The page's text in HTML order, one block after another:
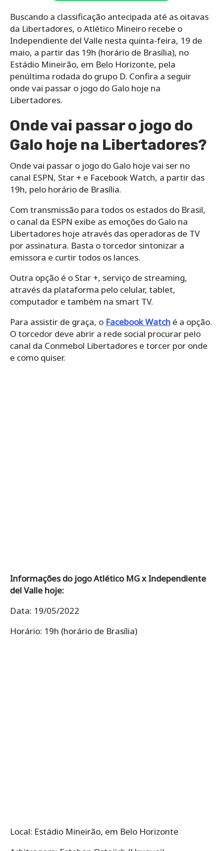
Buscando a classificação antecipada até as oitavas
da Libertadores, o Atlético Mineiro recebe o
Independiente del Valle nesta quinta-feira, 19 de
maio, a partir das 19h (horário de Brasília), no
Estádio Mineirão, em Belo Horizonte, pela
penúltima rodada do grupo D. Confira a seguir
onde vai passar o jogo do Galo hoje na
Libertadores.
Onde vai passar o jogo do
Galo hoje na Libertadores?
Onde vai passar o jogo do Galo hoje vai ser no
canal ESPN, Star + e Facebook Watch, a partir das
19h, pelo horário de Brasília.
Com transmissão para todos os estados do Brasil,
o canal da ESPN exibe as emoções do Galo na
Libertadores hoje através das operadoras de TV
por assinatura. Basta o torcedor sintonizar a
emissora e curtir todos os lances.
Outra opção é o Star +, serviço de streaming,
através da plataforma pelo celular, tablet,
computador e também na smart TV.
Para assistir de graça, o Facebook Watch é a opção.
O torcedor deve abrir a rede social procurar pelo
canal da Conmebol Libertadores e torcer por onde
e como quiser.
Informações do jogo Atlético MG x Independiente
del Valle hoje:
Data: 19/05/2022
Horário: 19h (horário de Brasília)
Local: Estádio Mineirão, em Belo Horizonte